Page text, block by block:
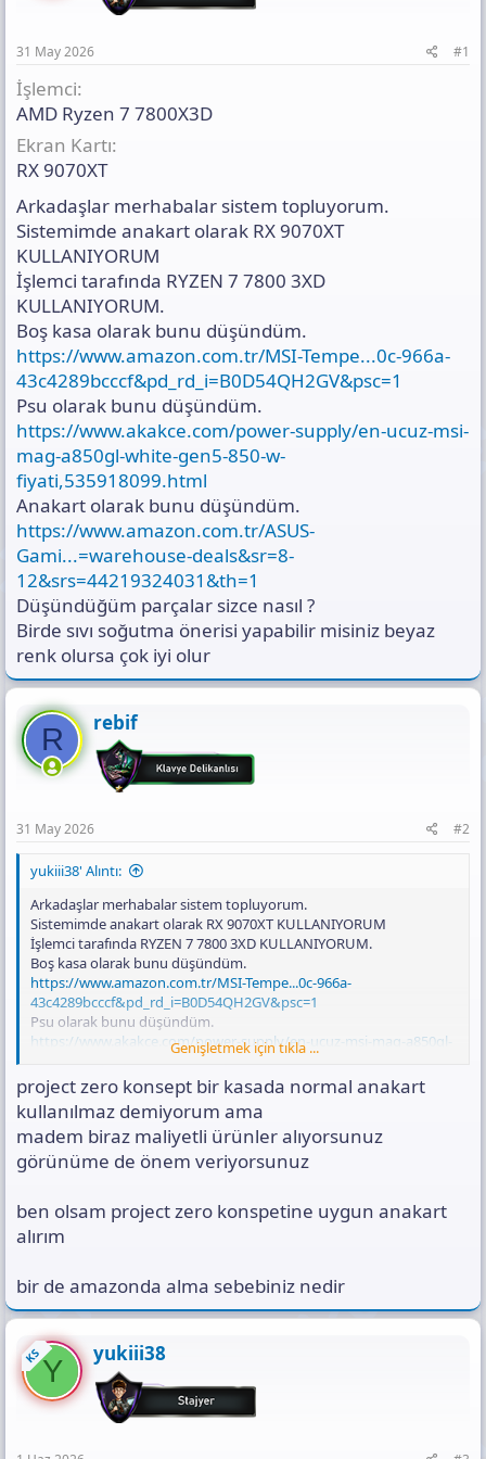
i
y
a
l
31 May 2026 #1
İşlemci
AMD Ryzen 7 7800X3D
Ekran Kartı
RX 9070XT
Arkadaşlar merhabalar sistem topluyorum.
Sistemimde anakart olarak RX 9070XT
KULLANIYORUM
İşlemci tarafında RYZEN 7 7800 3XD
KULLANIYORUM.
Boş kasa olarak bunu düşündüm.
https://www.amazon.com.tr/MSI-Tempe...0c-966a-
43c4289bcccf&pd_rd_i=B0D54QH2GV&psc=1
Psu olarak bunu düşündüm.
https://www.akakce.com/power-supply/en-ucuz-msi-
mag-a850gl-white-gen5-850-w-
fiyati,535918099.html
Anakart olarak bunu düşündüm.
https://www.amazon.com.tr/ASUS-
Gami...=warehouse-deals&sr=8-
12&srs=44219324031&th=1
Düşündüğüm parçalar sizce nasıl ?
Birde sıvı soğutma önerisi yapabilir misiniz beyaz
renk olursa çok iyi olur
R rebif
31 May 2026 #2
yukiii38' Alıntı:
Arkadaşlar merhabalar sistem topluyorum.
Sistemimde anakart olarak RX 9070XT KULLANIYORUM
İşlemci tarafında RYZEN 7 7800 3XD KULLANIYORUM.
Boş kasa olarak bunu düşündüm.
https://www.amazon.com.tr/MSI-Tempe...0c-966a-
43c4289bcccf&pd_rd_i=B0D54QH2GV&psc=1
Psu olarak bunu düşündüm.
https://www.akakce.com/power-supply/en-ucuz-msi-mag-a850gl-
white-gen5-850-w-fiyati,535918099.html
Anakart olarak bunu düşündüm.
https://www.amazon.com.tr/ASUS-Gami...=warehouse-
deals&sr=8-12&srs=44219324031&th=1
Düşündüğüm parçalar sizce nasıl ?
Birde sıvı soğutma önerisi yapabilir misiniz beyaz renk olursa çok
Genişletmek için tıkla ...
project zero konsept bir kasada normal anakart
kullanılmaz demiyorum ama
madem biraz maliyetli ürünler alıyorsunuz
görünüme de önem veriyorsunuz
ben olsam project zero konspetine uygun anakart
alırım
bir de amazonda alma sebebiniz nedir
KSY yukiii38